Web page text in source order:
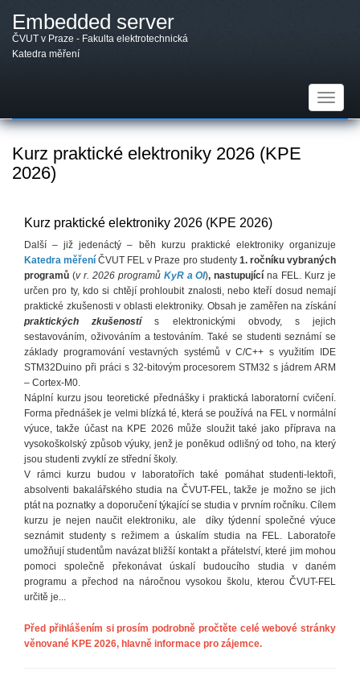
hlavnímu
obsahu
Embedded server
ČVUT v Praze - Fakulta elektrotechnická
Katedra měření
Toggle
Kurz praktické elektroniky 2026 (KPE
2026)
Kurz praktické elektroniky 2026 (KPE 2026)
Další – již jedenáctý – běh kurzu praktické elektroniky organizuje
Katedra měření ČVUT FEL v Praze pro studenty 1. ročníku vybraných
programů (v r. 2026 programů KyR a OI), nastupující na FEL. Kurz je
určen pro ty, kdo si chtějí prohloubit znalosti, nebo kteří dosud nemají
praktické zkušenosti v oblasti elektroniky. Obsah je zaměřen na získání
praktických zkušenostís elektronickými obvody, s jejich
sestavováním, oživováním a testováním. Také se studenti seznámí se
základy programování vestavných systémů v C/C++ s využitím IDE
STM32Duino při práci s 32-bitovým procesorem STM32 s jádrem ARM
– Cortex-M0.
Náplní kurzu jsou teoretické přednášky i praktická laboratorní cvičení.
Forma přednášek je velmi blízká té, která se používá na FEL v normální
výuce, takže účast na KPE 2026 může sloužit také jako příprava na
vysokoškolský způsob výuky, jenž je poněkud odlišný od toho, na který
jsou studenti zvyklí ze střední školy.
V rámci kurzu budou v laboratořích také pomáhat studenti-lektoři,
absolventi bakalářského studia na ČVUT-FEL, takže je možno se jich
ptát na poznatky a doporučení týkající se studia v prvním ročníku. Cílem
kurzu je nejen naučit elektroniku, ale díky týdenní společné výuce
seznámit studenty s režimem a úskalím studia na FEL. Laboratoře
umožňují studentům navázat bližší kontakt a přátelství, které jim mohou
pomoci společně překonávat úskalí budoucího studia v daném
programu a přechod na náročnou vysokou školu, kterou ČVUT-FEL
určitě je...
Před přihlášením si prosím podrobně pročtěte celé webové stránky
věnované KPE 2026, hlavně informace pro zájemce.